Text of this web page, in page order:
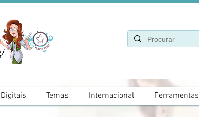
Digitais Temas Internacional Ferramentas